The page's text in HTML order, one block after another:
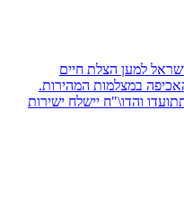
הצלת חיים
המהירות.
יישלח ישירות